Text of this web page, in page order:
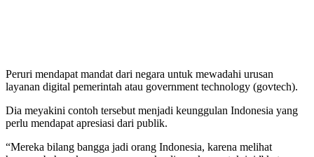
Peruri mendapat mandat dari negara untuk mewadahi urusan
layanan digital pemerintah atau government technology (govtech).
Dia meyakini contoh tersebut menjadi keunggulan Indonesia yang
perlu mendapat apresiasi dari publik.
“Mereka bilang bangga jadi orang Indonesia, karena melihat